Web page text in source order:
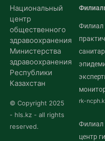
Национальный
центр
общественного
здравоохранения
Министерства
здравоохранения
Республики
Казахстан
© Copyright 2025
- hls.kz - all rights
reserved.
Филиал
rk-
Филиал
центр